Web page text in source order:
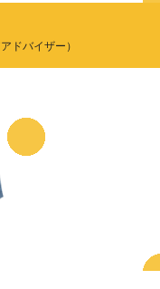
ドバイザー）